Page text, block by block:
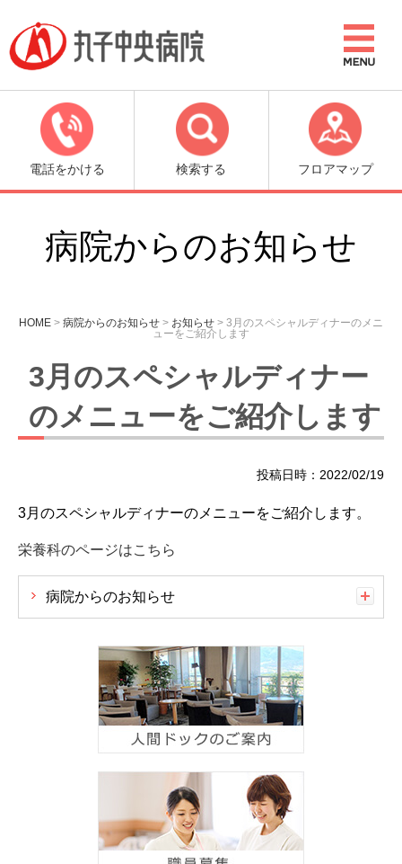
電話をかける 検索する フロアマップ
病院からのお知らせ
HOME > 病院からのお知らせ > お知らせ > 3月のスペシャルディナーのメニ
ューをご紹介します
3月のスペシャルディナー
のメニューをご紹介します
投稿日時：2022/02/19
3月のスペシャルディナーのメニューをご紹介します。
栄養科のページはこちら
病院からのお知らせ